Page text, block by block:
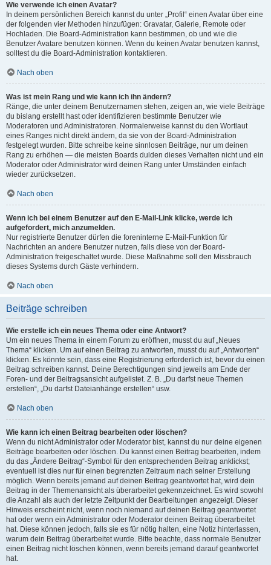
Wie verwende ich einen Avatar?
In deinem persönlichen Bereich kannst du unter „Profil“ einen Avatar über eine
der folgenden vier Methoden hinzufügen: Gravatar, Galerie, Remote oder
Hochladen. Die Board-Administration kann bestimmen, ob und wie die
Benutzer Avatare benutzen können. Wenn du keinen Avatar benutzen kannst,
solltest du die Board-Administration kontaktieren.
Nach oben
Was ist mein Rang und wie kann ich ihn ändern?
Ränge, die unter deinem Benutzernamen stehen, zeigen an, wie viele Beiträge
du bislang erstellt hast oder identifizieren bestimmte Benutzer wie
Moderatoren und Administratoren. Normalerweise kannst du den Wortlaut
eines Ranges nicht direkt ändern, da sie von der Board-Administration
festgelegt wurden. Bitte schreibe keine sinnlosen Beiträge, nur um deinen
Rang zu erhöhen — die meisten Boards dulden dieses Verhalten nicht und ein
Moderator oder Administrator wird deinen Rang unter Umständen einfach
wieder zurücksetzen.
Nach oben
Wenn ich bei einem Benutzer auf den E-Mail-Link klicke, werde ich
aufgefordert, mich anzumelden.
Nur registrierte Benutzer dürfen die foreninterne E-Mail-Funktion für
Nachrichten an andere Benutzer nutzen, falls diese von der Board-
Administration freigeschaltet wurde. Diese Maßnahme soll den Missbrauch
dieses Systems durch Gäste verhindern.
Nach oben
Beiträge schreiben
Wie erstelle ich ein neues Thema oder eine Antwort?
Um ein neues Thema in einem Forum zu eröffnen, musst du auf „Neues
Thema“ klicken. Um auf einen Beitrag zu antworten, musst du auf „Antworten“
klicken. Es könnte sein, dass eine Registrierung erforderlich ist, bevor du einen
Beitrag schreiben kannst. Deine Berechtigungen sind jeweils am Ende der
Foren- und der Beitragsansicht aufgelistet. Z. B. „Du darfst neue Themen
erstellen“, „Du darfst Dateianhänge erstellen“ usw.
Nach oben
Wie kann ich einen Beitrag bearbeiten oder löschen?
Wenn du nicht Administrator oder Moderator bist, kannst du nur deine eigenen
Beiträge bearbeiten oder löschen. Du kannst einen Beitrag bearbeiten, indem
du das „Ändere Beitrag“-Symbol für den entsprechenden Beitrag anklickst;
eventuell ist dies nur für einen begrenzten Zeitraum nach seiner Erstellung
möglich. Wenn bereits jemand auf deinen Beitrag geantwortet hat, wird dein
Beitrag in der Themenansicht als überarbeitet gekennzeichnet. Es wird sowohl
die Anzahl als auch der letzte Zeitpunkt der Bearbeitungen angezeigt. Dieser
Hinweis erscheint nicht, wenn noch niemand auf deinen Beitrag geantwortet
hat oder wenn ein Administrator oder Moderator deinen Beitrag überarbeitet
hat. Diese können jedoch, falls sie es für nötig halten, eine Notiz hinterlassen,
warum dein Beitrag überarbeitet wurde. Bitte beachte, dass normale Benutzer
einen Beitrag nicht löschen können, wenn bereits jemand darauf geantwortet
hat.